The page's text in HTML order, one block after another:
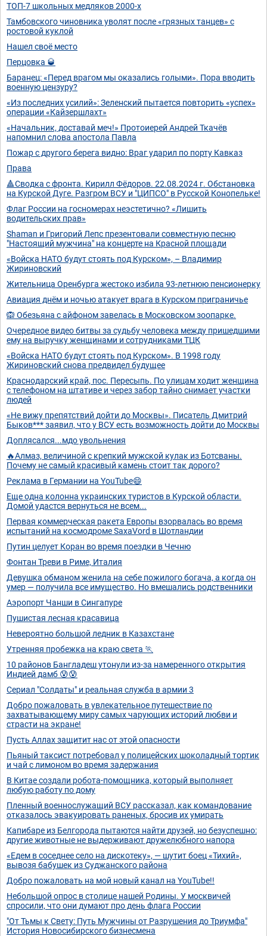
ТОП-7 школьных медляков 2000-х
Тамбовского чиновника уволят после «грязных танцев» с
ростовой куклой
Нашел своё место
Перцовка 🥃
Баранец: «Перед врагом мы оказались голыми». Пора вводить
военную цензуру?
«Из последних усилий»: Зеленский пытается повторить «успех»
операции «Кайзершлахт»
«Начальник, доставай меч!» Протоиерей Андрей Ткачёв
напомнил слова апостола Павла
Пожар с другого берега видно: Враг ударил по порту Кавказ
Права
🔺Сводка с фронта. Кирилл Фёдоров. 22.08.2024 г. Обстановка
на Курской Дуге. Разгром ВСУ и "ЦИПСО" в Русской Конопельке!
Флаг России на госномерах неэстетично? «Лишить
водительских прав»
Shaman и Григорий Лепс презентовали совместную песню
"Настоящий мужчина" на концерте на Красной площади
«Войска НАТО будут стоять под Курском», – Владимир
Жириновский
Жительница Оренбурга жестоко избила 93-летнюю пенсионерку
Авиация днём и ночью атакует врага в Курском приграничье
🙉 Обезьяна с айфоном завелась в Московском зоопарке.
Очередное видео битвы за судьбу человека между пришедшими
ему на выручку женщинами и сотрудниками ТЦК
«Войска НАТО будут стоять под Курском». В 1998 году
Жириновский снова предвидел будущее
Краснодарский край, пос. Пересыпь. По улицам ходит женщина
с телефоном на штативе и через забор тайно снимает участки
людей
«Не вижу препятствий дойти до Москвы». Писатель Дмитрий
Быков*** заявил, что у ВСУ есть возможность дойти до Москвы
Доплясался...мдо увольнения
🔥Алмаз, величиной с крепкий мужской кулак из Ботсваны.
Почему не самый красивый камень стоит так дорого?
Реклама в Германии на YouTube😄
Еще одна колонна украинских туристов в Курской области.
Домой удастся вернуться не всем...
Первая коммерческая ракета Европы взорвалась во время
испытаний на космодроме SaxaVord в Шотландии
Путин целует Коран во время поездки в Чечню
Фонтан Треви в Риме, Италия
Девушка обманом женила на себе пожилого богача, а когда он
умер — получила все имущество. Но вмешались родственники
Аэропорт Чанши в Сингапуре
Пушистая лесная красавица
Невероятно большой ледник в Казахстане
Утренняя пробежка на краю света 🏃
10 районов Бангладеш утонули из-за намеренного открытия
Индией дамб 😰😰
Сериал "Солдаты" и реальная служба в армии 3
Добро пожаловать в увлекательное путешествие по
захватывающему миру самых чарующих историй любви и
страсти на экране!
Пусть Аллах защитит нас от этой опасности
Пьяный таксист потребовал у полицейских шоколадный тортик
и чай с лимоном во время задержания
В Китае создали робота-помощника, который выполняет
любую работу по дому
Пленный военнослужащий ВСУ рассказал, как командование
отказалось эвакуировать раненых, бросив их умирать
Капибаре из Белгорода пытаются найти друзей, но безуспешно:
другие животные не выдерживают дружелюбного напора
«Едем в соседнее село на дискотеку», — шутит боец «Тихий»,
вывозя бабушек из Суджанского района
Добро пожаловать на мой новый канал на YouTube!!
Небольшой опрос в столице нашей Родины. У москвичей
спросили, что они думают про день флага России
"От Тьмы к Свету: Путь Мужчины от Разрушения до Триумфа"
История Новосибирского бизнесмена